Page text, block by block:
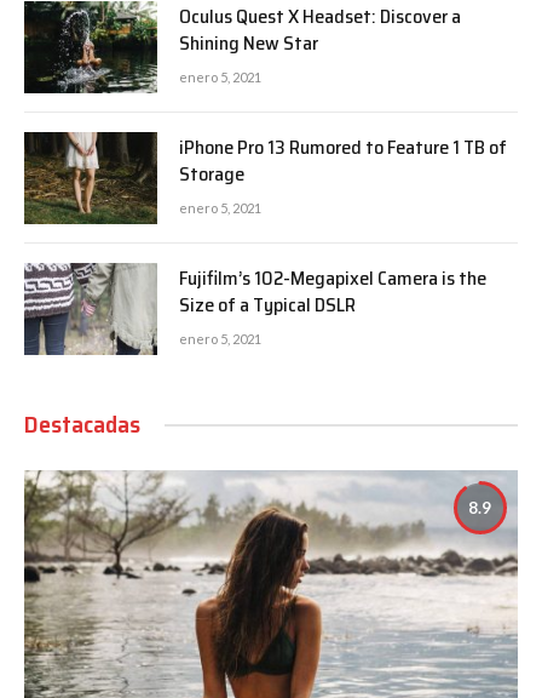
Oculus Quest X Headset: Discover a
Shining New Star
enero 5, 2021
iPhone Pro 13 Rumored to Feature 1 TB of
Storage
enero 5, 2021
Fujifilm’s 102-Megapixel Camera is the
Size of a Typical DSLR
enero 5, 2021
Destacadas
8.9